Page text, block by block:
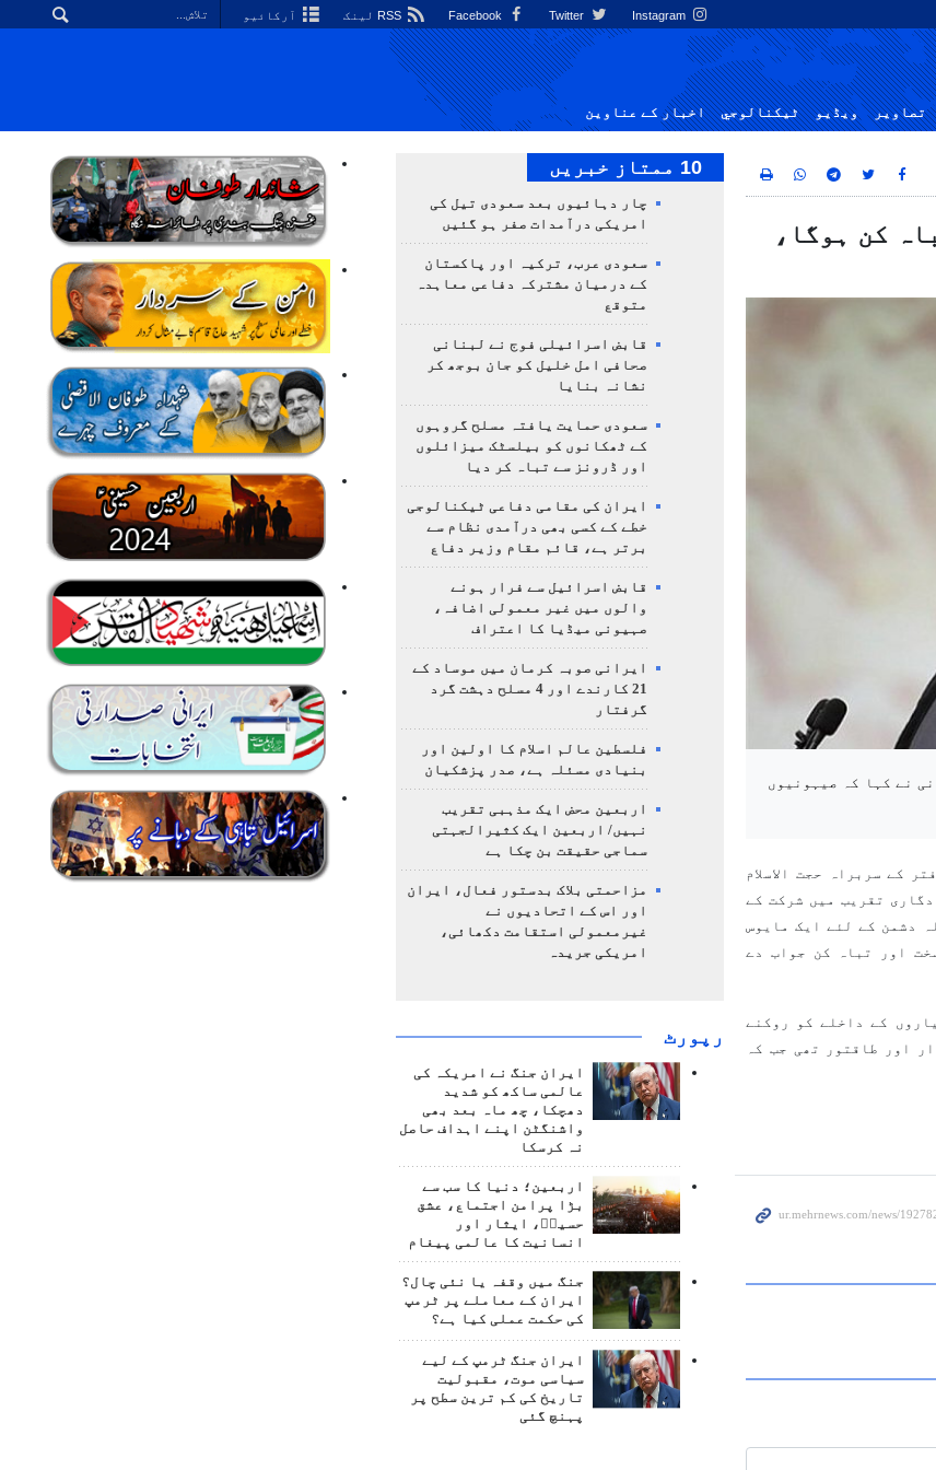
Instagram آرکائیو
تصاوير ویڈیو ٹيكنالوجي اخبار کے عناوین
کن ہوگا،
نے کہا کہ صیہونیوں
کے سربراہ حجت الاسلام
تقریب میں شرکت کے
دشمن کے لئے ایک مایوس
اور تباہ کن جواب دے
کے داخلے کو روکنے
اور طاقتور تھی جب کہ
10 ممتاز خبریں
چار دہائیوں بعد سعودی تیل کی
امریکی درآمدات صفر ہو گئیں
سعودی عرب، ترکیہ اور پاکستان
کے درمیان مشترکہ دفاعی معاہدہ
متوقع
قابض اسرائیلی فوج نے لبنانی
صحافی امل خلیل کو جان بوجھ کر
نشانہ بنایا
سعودی حمایت یافتہ مسلح گروہوں
کے ٹھکانوں کو بیلسٹک میزائلوں
اور ڈرونز سے تباہ کر دیا
ایران کی مقامی دفاعی ٹیکنالوجی
خطے کے کسی بھی درآمدی نظام سے
برتر ہے، قائم مقام وزیر دفاع
قابض اسرائیل سے فرار ہونے
والوں میں غیر معمولی اضافہ،
صہیونی میڈیا کا اعتراف
ایرانی صوبہ کرمان میں موساد کے
21 کارندے اور 4 مسلح دہشت گرد
گرفتار
فلسطین عالم اسلام کا اولین اور
بنیادی مسئلہ ہے، صدر پزشکیان
اربعین محض ایک مذہبی تقریب
نہیں/ اربعین ایک کثیرالجہتی
سماجی حقیقت بن چکا ہے
مزاحمتی بلاک بدستور فعال، ایران
اور اس کے اتحادیوں نے
غیرمعمولی استقامت دکھائی،
امریکی جریدہ
رپورٹ
ایران جنگ نے امریکہ کی
عالمی ساکھ کو شدید
دھچکا، چھ ماہ بعد بھی
واشنگٹن اپنے اہداف حاصل
نہ کرسکا
اربعین؛ دنیا کا سب سے
بڑا پرامن اجتماع، عشق
حسینؑ، ایثار اور
انسانیت کا عالمی پیغام
جنگ میں وقفہ یا نئی چال؟
ایران کے معاملے پر ٹرمپ
کی حکمت عملی کیا ہے؟
ایران جنگ ٹرمپ کے لیے
سیاسی موت، مقبولیت
تاریخ کی کم ترین سطح پر
پہنچ گئی